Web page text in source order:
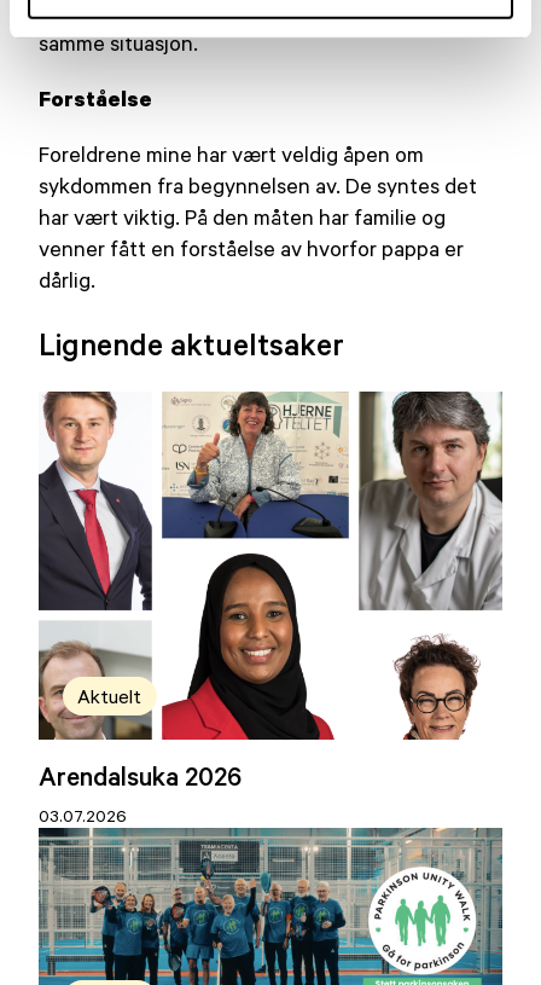
synes jeg var nyttig, og det er fint å møte andre i
samme situasjon.
Forståelse
Foreldrene mine har vært veldig åpen om
sykdommen fra begynnelsen av. De syntes det
har vært viktig. På den måten har familie og
venner fått en forståelse av hvorfor pappa er
dårlig.
Lignende aktueltsaker
Aktuelt
Arendalsuka 2026
03.07.2026